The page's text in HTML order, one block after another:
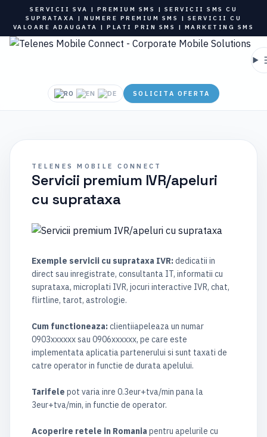
SERVICII SVA | PREMIUM SMS | SERVICII SMS CU
SUPRATAXA | NUMERE PREMIUM SMS | SERVICII CU
VALOARE ADAUGATA | PLATI PRIN SMS | MARKETING SMS
SOLICITA OFERTA
TELENES MOBILE CONNECT
Servicii premium IVR/apeluri
cu suprataxa
Exemple servicii cu suprataxa IVR:dedicatii in
direct sau inregistrate, consultanta IT, informatii cu
suprataxa, microplati IVR, jocuri interactive IVR, chat,
flirtline, tarot, astrologie.
Cum functioneaza: clientiiapeleaza un numar
0903xxxxxx sau 0906xxxxxx, pe care este
implementata aplicatia partenerului si sunt taxati de
catre operator in functie de durata apelului.
Tarifele pot varia inre 0.3eur+tva/min pana la
3eur+tva/min, in functie de operator.
Acoperire retele in Romania pentru apelurile cu